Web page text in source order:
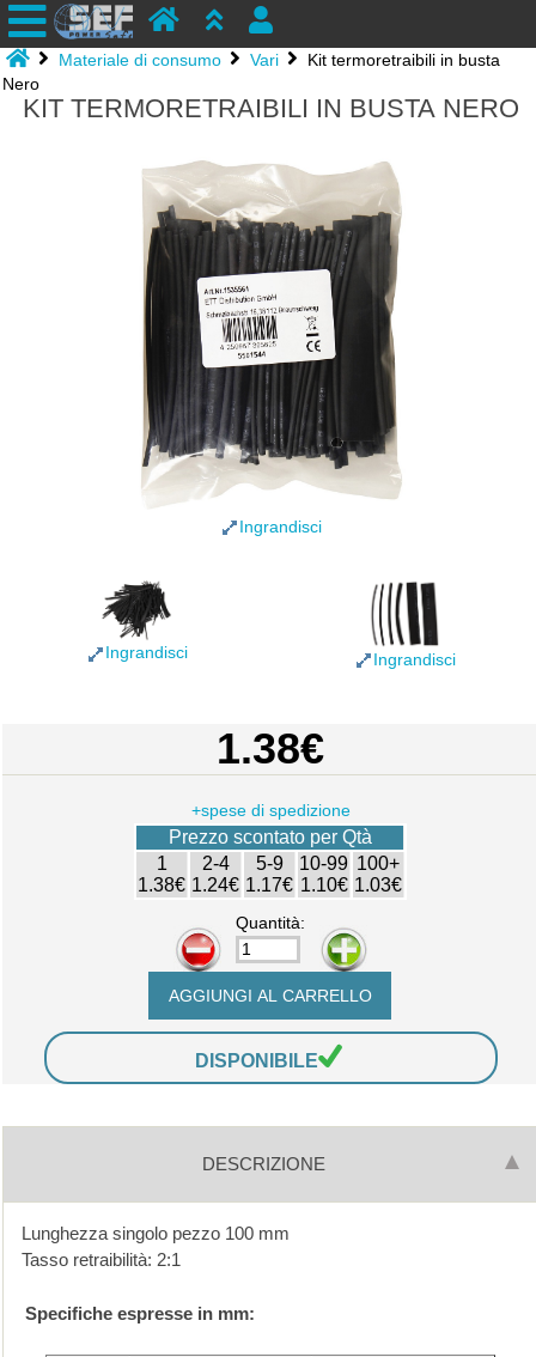
Materiale di consumo Vari
Kit termoretraibili in busta
Nero
KIT TERMORETRAIBILI IN BUSTA NERO
Ingrandisci
Ingrandisci Ingrandisci
1.38€
+spese di spedizione
Prezzo scontato per Qtà
1
1.38€
2-4
1.24€
5-9
1.17€
10-99
1.10€
100+
1.03€
Quantità:
-
+
DISPONIBILE
DESCRIZIONE
Lunghezza singolo pezzo 100 mm
Tasso retraibilità: 2:1
Specifiche espresse in mm: